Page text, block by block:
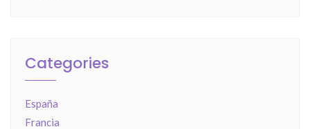
Categories
España
Francia